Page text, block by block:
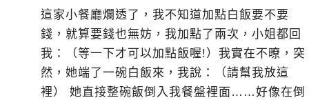
這家小餐廳爛透了，我不知道加點白飯要不要
錢，就算要錢也無妨，我加點了兩次，小姐都回
我：（等一下才可以加點飯喔!）我實在不暸，突
然，她端了一碗白飯來，我說：（請幫我放這
裡） 她直接整碗飯倒入我餐盤裡面……好像在倒